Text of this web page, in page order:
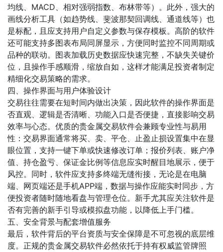
均线、MACD、相对强弱指数、布林带等）。此外，强大的
画线分析工具（如趋势线、斐波那契回调线、通道线等）也
是标配，且应支持用户自定义参数与保存模板。高阶的软件
还可能支持多图表布局同屏显示，方便同时监控不同周期或
品种的联动。图表加载历史数据应快速完整，不缺失关键价
位，且操作手感顺滑，缩放自如，这样才能满足投资者制定
精细化交易策略的需求。
四、操作界面与用户体验设计
交易往往需要在短时间内做出决策，因此软件的操作界面是
否直观、逻辑是否清晰、功能入口是否便捷，直接影响交易
效率与心态。优质的贵金属交易软件会兼顾专业性与易用
性：交易界面通常将买、卖、平仓、止盈止损设置集中在显
眼位置，支持一键下单或快速修改订单；报价列表、账户净
值、持仓盈亏、保证金比例等信息应实时醒目地展示，便于
风控。同时，软件应支持多终端无缝衔接，无论是在电脑
端、网页端还是手机APP端，数据与操作应能实时同步，方
便投资者随时随地看盘与管理仓位。新手尤其应关注软件是
否有完善的新手引导或模拟盘功能，以降低上手门槛。
五、安全背景与配套增值服务
最后，软件背后的平台资质与安全保障是不可忽视的底层维
度。正规的贵金属交易软件必然依托于持有权威监管牌照